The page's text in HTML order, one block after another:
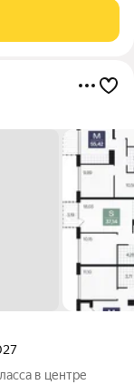
С верхних